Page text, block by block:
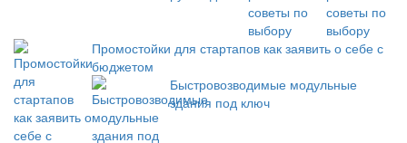
советы по
выбору
Промостойки для стартапов как заявить о себе с
бюджетом
Быстровозводимые модульные
здания под ключ